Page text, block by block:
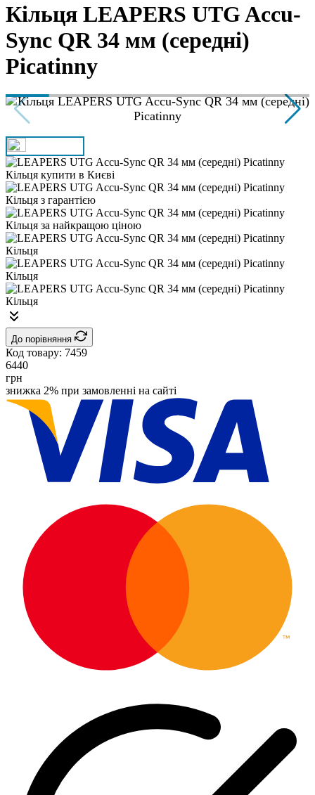
Кільця LEAPERS UTG Accu-
Sync QR 34 мм (середні)
Picatinny
До порівняння
Код товару: 7459
6440
грн
знижка 2% при замовленні на сайті